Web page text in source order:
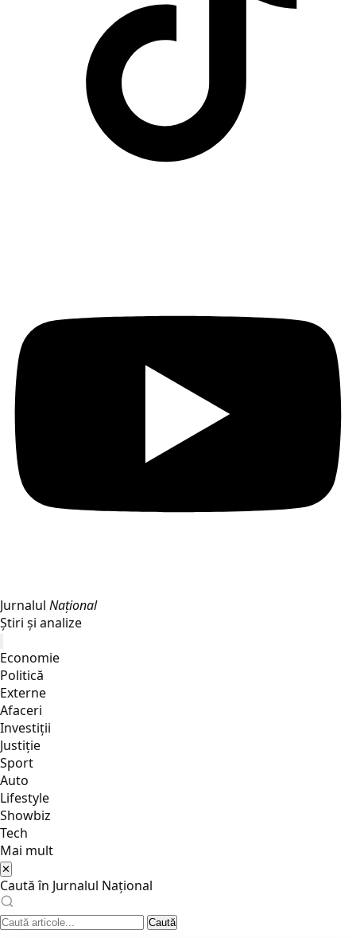
Jurnalul Național
Știri și analize
Economie
Politică
Externe
Afaceri
Investiții
Justiţie
Sport
Auto
Lifestyle
Showbiz
Tech
Mai mult
✕
Caută în Jurnalul Național
Caută